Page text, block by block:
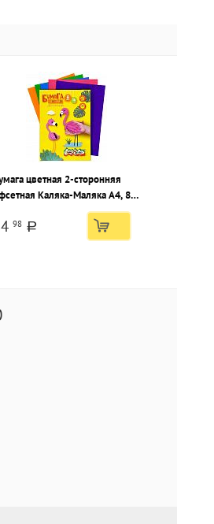
цветная 2-сторонняя
Каляка-Маляка А4, 8
цветов 16 листов, 75 г/м2 в
3+
98 a